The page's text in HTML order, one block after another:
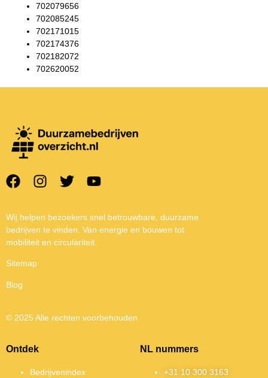
702079656
702085245
702171015
702174376
702182072
702620052
Wij helpen bezoekers snel betrouwbare, duurzame
bedrijven te vinden. Van energie en bouwen tot
mobiliteit en circulariteit.
Sitemap
Blog
© 2025 Alle rechten voorbehouden
Ontdek
Bedrijvenindex
NL nummers
+31 10 300 3163